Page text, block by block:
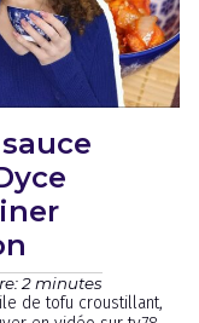
2 minutes
de tofu croustillant,